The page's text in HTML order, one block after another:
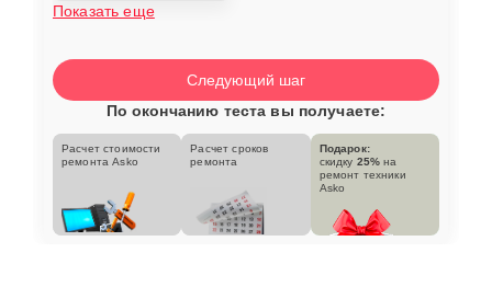
Показать еще
Следующий шаг
По окончанию теста вы получаете:
Расчет стоимости
ремонта Asko
Расчет сроков
ремонта
Подарок:
скидку 25% на
ремонт техники
Asko